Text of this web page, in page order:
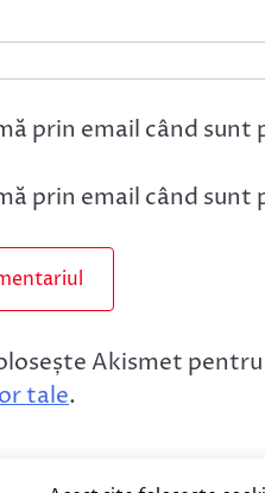
prin email când sunt
prin email când sunt
Akismet pentru
tale.